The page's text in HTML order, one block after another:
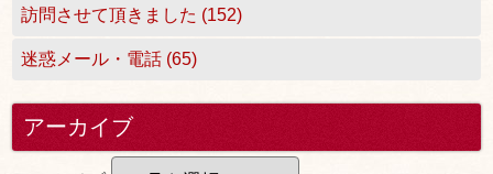
訪問させて頂きました (152)
迷惑メール・電話 (65)
アーカイブ